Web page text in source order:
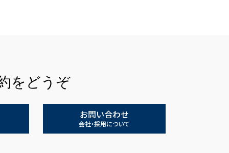
をどうぞ
お問い合わせ
会社・採用について